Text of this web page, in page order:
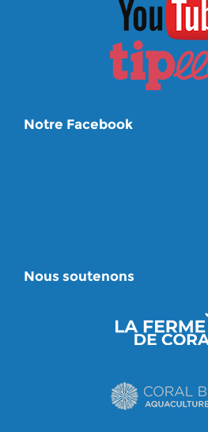
Notre Facebook
Nous soutenons